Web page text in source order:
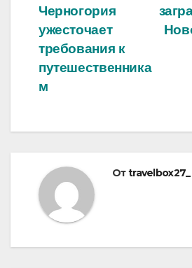
Черногория
ужесточает
требования к
путешественника
м
Отtravelbox27_